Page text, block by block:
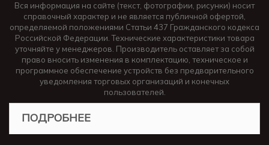
Вся информация на сайте (текст, фотографии, рисунки) носит
справочный характер и не является публичной офертой,
определяемой положениями Статьи 437 Гражданского кодекса
Российской Федерации. Технические характеристики товара
уточняйте у менеджеров. Производитель оставляет за собой
право вносить изменения в комплектацию, техническое и
программное обеспечение устройств без предварительного
уведомления торговых организаций и конечных
пользователей.
ПОДРОБНЕЕ